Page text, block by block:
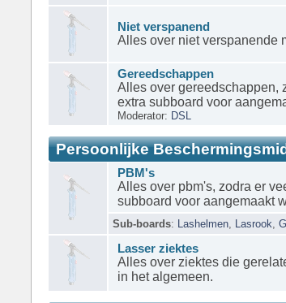
Niet verspanend
Alles over niet verspanende
Gereedschappen
Alles over gereedschappen,
extra subboard voor
Moderator: DSL
Persoonlijke
PBM's
Alles over pbm's, zodra er
subboard voor aangemaakt
Sub-boards: Lashelmen Lasrook
Lasser ziektes
Alles over ziektes die
in het algemeen.